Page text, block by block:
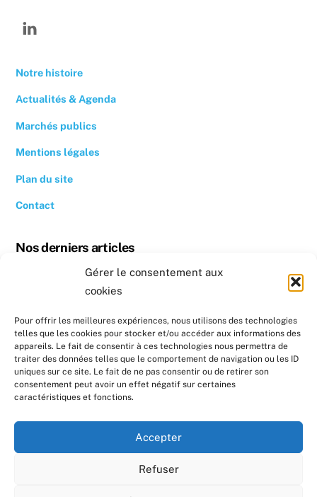
Gérer le consentement aux
cookies
Pour offrir les meilleures expériences, nous utilisons des technologies
telles que les cookies pour stocker et/ou accéder aux informations des
appareils. Le fait de consentir à ces technologies nous permettra de
traiter des données telles que le comportement de navigation ou les ID
uniques sur ce site. Le fait de ne pas consentir ou de retirer son
consentement peut avoir un effet négatif sur certaines
caractéristiques et fonctions.
Accepter
Refuser
Notre histoire
Actualités & Agenda
Marchés publics
Mentions légales
Plan du site
Contact
Nos derniers articles
Revoir la conférence « Quand se chauffer devient un luxe »
Nos prochains évènements
Formation : Réaliser un diagnostic sociotechnique au
domicile de ménages en précarité énergétique
Formation : Réaliser un diagnostic sociotechnique au
domicile de ménages en précarité énergétique